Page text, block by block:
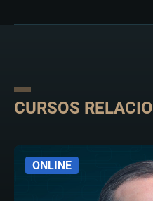
CURSOS
ONLINE